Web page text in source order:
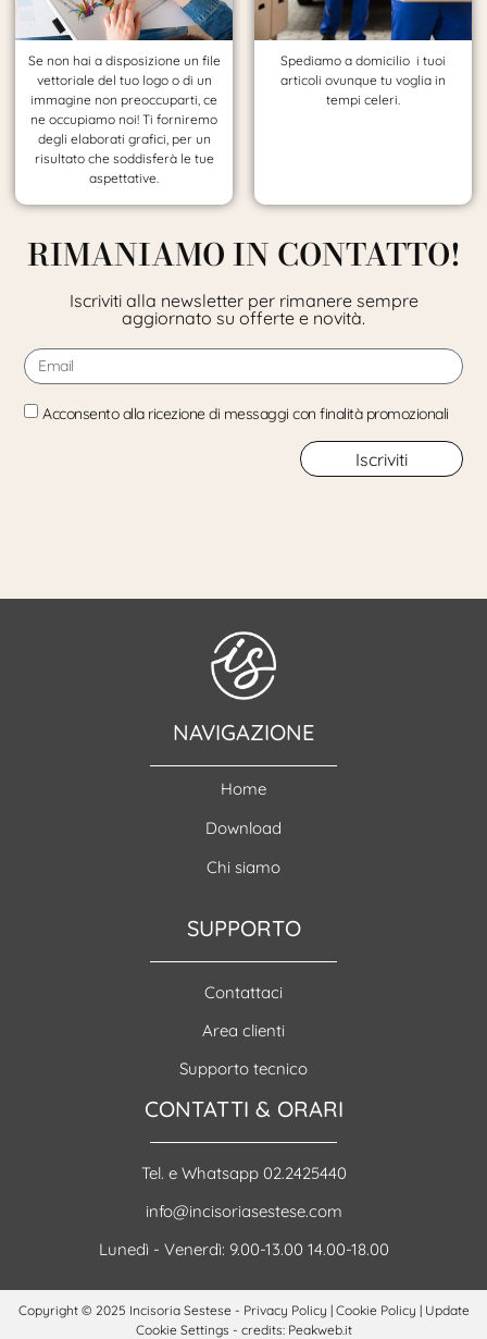
Se non hai a disposizione un file
vettoriale del tuo logo o di un
immagine non preoccuparti, ce
ne occupiamo noi! Ti forniremo
degli elaborati grafici, per un
risultato che soddisferà le tue
aspettative.
Spediamo a domicilio i tuoi
articoli ovunque tu voglia in
tempi celeri.
RIMANIAMO IN CONTATTO!
Iscriviti alla newsletter per rimanere sempre
aggiornato su offerte e novità.
Acconsento alla ricezione di messaggi con finalità promozionali
Iscriviti
NAVIGAZIONE
Home
Download
Chi siamo
SUPPORTO
Contattaci
Area clienti
Supporto tecnico
CONTATTI & ORARI
Tel. e Whatsapp 02.2425440
info@incisoriasestese.com
Lunedì - Venerdì: 9.00-13.00 14.00-18.00
Copyright © 2025 Incisoria Sestese - Privacy Policy | Cookie Policy | Update
Cookie Settings - credits: Peakweb.it